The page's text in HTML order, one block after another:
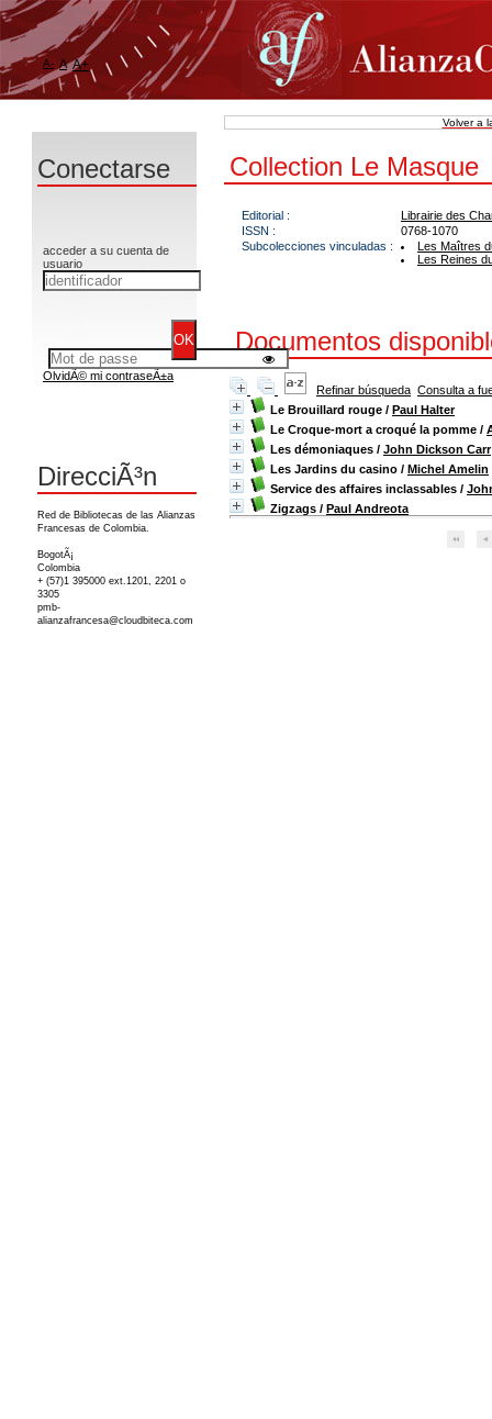
Volver a
Collection Le Masque
Editorial :
Librairie des
ISSN :
0768-1070
Subcolecciones vinculadas :
Les Maîtres
Les Reines
Documentos
Refinar búsqueda Consulta a
Le Brouillard rouge / Paul Halter
Le Croque-mort a croqué la pomme /
Les démoniaques / John Dickson Carr
Les Jardins du casino / Michel Amelin
Service des affaires inclassables /
Zigzags / Paul Andreota
A- A A+
Conectarse
acceder a su cuenta de
usuario
OlvidÃ© mi contraseÃ±a
DirecciÃ³n
Red de Bibliotecas de las Alianzas
Francesas de Colombia.
BogotÃ¡
Colombia
+ (57)1 395000 ext.1201, 2201 o
3305
pmb-
alianzafrancesa@cloudbiteca.com